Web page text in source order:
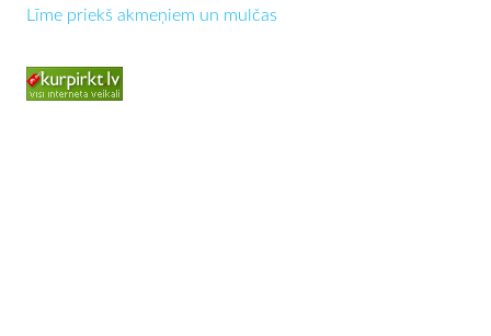
Līme priekš akmeņiem un mulčas